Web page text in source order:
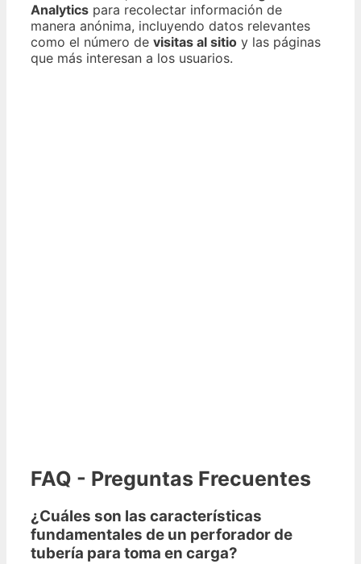
Analytics para recolectar información de
manera anónima, incluyendo datos relevantes
como el número de visitas al sitio y las páginas
que más interesan a los usuarios.
FAQ - Preguntas Frecuentes
¿Cuáles son las características
fundamentales de un perforador de
tubería para toma en carga?